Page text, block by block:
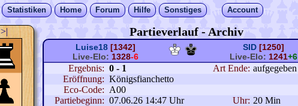
Statistiken Home Forum Hilfe Sonstiges Account
>| Partieverlauf - Archiv
Luise18 [1342]
Live-Elo: 1328-6
SID [1250]
Live-Elo: 1241+6
Ergebnis: 0 - 1 Art Ende: aufgegeben
Eröffnung: Königsfianchetto
Eco-Code: A00
Partiebeginn: 07.06.26 14:47 Uhr Uhr: 20 Min